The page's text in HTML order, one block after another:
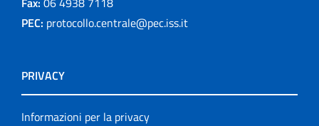
PEC: protocollo.centrale@pec.iss.it
PRIVACY
Informazioni per la privacy